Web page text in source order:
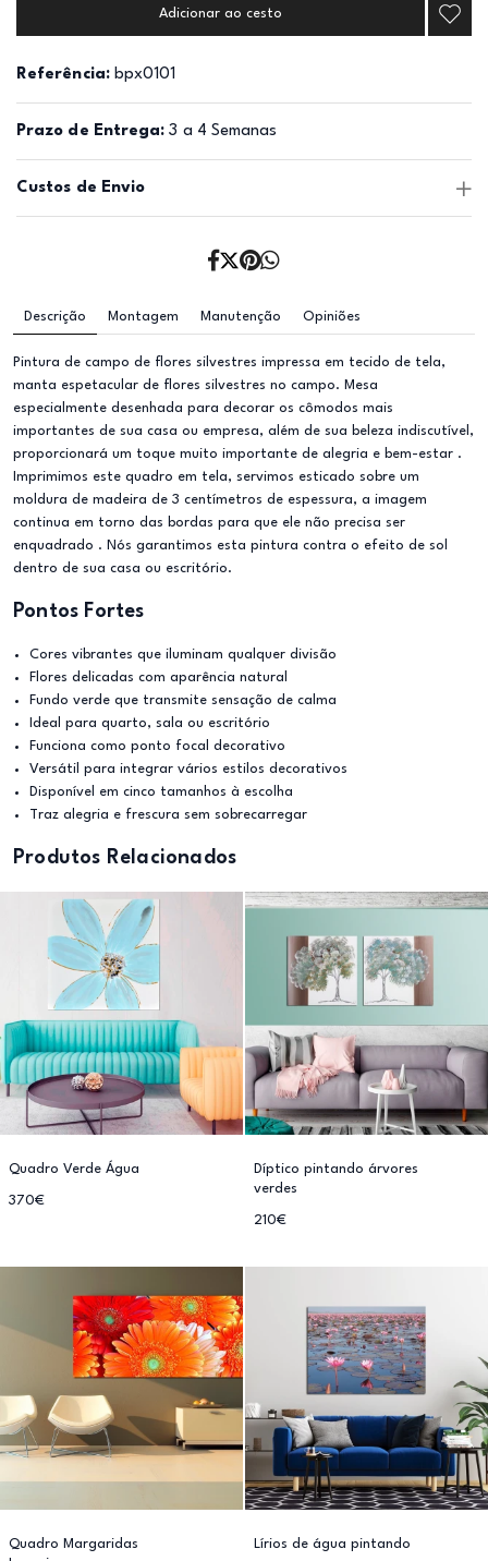
Adicionar ao cesto
Referência: bpx0101
Prazo de Entrega: 3 a 4 Semanas
Custos de Envio
Descrição Montagem Manutenção Opiniões
Pintura de campo de flores silvestres impressa em tecido de tela,
manta espetacular de flores silvestres no campo. Mesa
especialmente desenhada para decorar os cômodos mais
importantes de sua casa ou empresa, além de sua beleza indiscutível,
proporcionará um toque muito importante de alegria e bem-estar .
Imprimimos este quadro em tela, servimos esticado sobre um
moldura de madeira de 3 centímetros de espessura, a imagem
continua em torno das bordas para que ele não precisa ser
enquadrado . Nós garantimos esta pintura contra o efeito de sol
dentro de sua casa ou escritório.
Pontos Fortes
Cores vibrantes que iluminam qualquer divisão
Flores delicadas com aparência natural
Fundo verde que transmite sensação de calma
Ideal para quarto, sala ou escritório
Funciona como ponto focal decorativo
Versátil para integrar vários estilos decorativos
Disponível em cinco tamanhos à escolha
Traz alegria e frescura sem sobrecarregar
Produtos Relacionados
Quadro Verde Água
370€
Díptico pintando árvores
verdes
210€
Quadro Margaridas
Lírios de água pintando